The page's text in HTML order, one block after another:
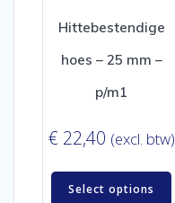
Hittebestendige
hoes – 25 mm –
p/m1
€ 22,40 (excl. btw)
Select options